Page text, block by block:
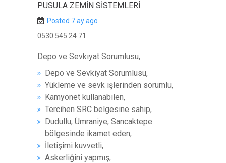
PUSULA ZEMIN SISTEMLERI
Posted 7 ay ago
0530 545 24 71
Depo ve Sevkiyat Sorumlusu,
Depo ve Sevkiyat Sorumlusu,
Yükleme ve sevk işlerinden sorumlu,
Kamyonet kullanabilen,
Tercihen SRC belgesine sahip,
Dudullu, Ümraniye, Sancaktepe
bölgesinde ikamet eden,
İletişimi kuvvetli,
Askerliğini yapmış,